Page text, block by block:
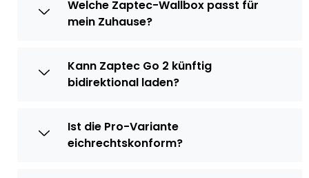
Welche Zaptec-Wallbox passt für
mein Zuhause?
Kann Zaptec Go 2 künftig
bidirektional laden?
Ist die Pro-Variante
eichrechtskonform?